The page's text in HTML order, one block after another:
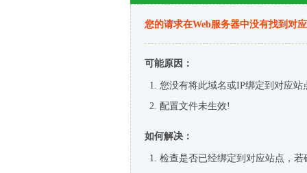
您的请求在Web服务器中没有找到对
可能原因：
您没有将此域名或IP绑定到对应站
配置文件未生效!
如何解决：
检查是否已经绑定到对应站点，